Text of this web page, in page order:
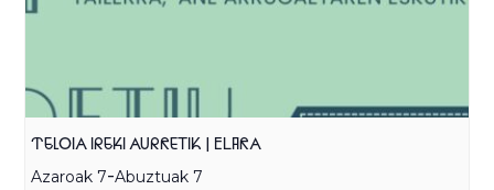
TELOIA IREKI AURRETIK | ELARA
Azaroak 7-Abuztuak 7